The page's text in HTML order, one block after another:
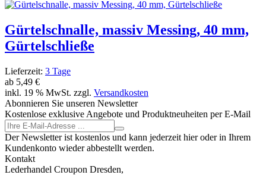
Gürtelschnalle, massiv Messing, 40 mm,
Gürtelschließe
Lieferzeit: 3 Tage
ab 5,49 €
inkl. 19 % MwSt. zzgl. Versandkosten
Abonnieren Sie unseren Newsletter
Kostenlose exklusive Angebote und Produktneuheiten per E-Mail
Der Newsletter ist kostenlos und kann jederzeit hier oder in Ihrem
Kundenkonto wieder abbestellt werden.
Kontakt
Lederhandel Croupon Dresden,